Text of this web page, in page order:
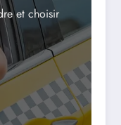
et choisir